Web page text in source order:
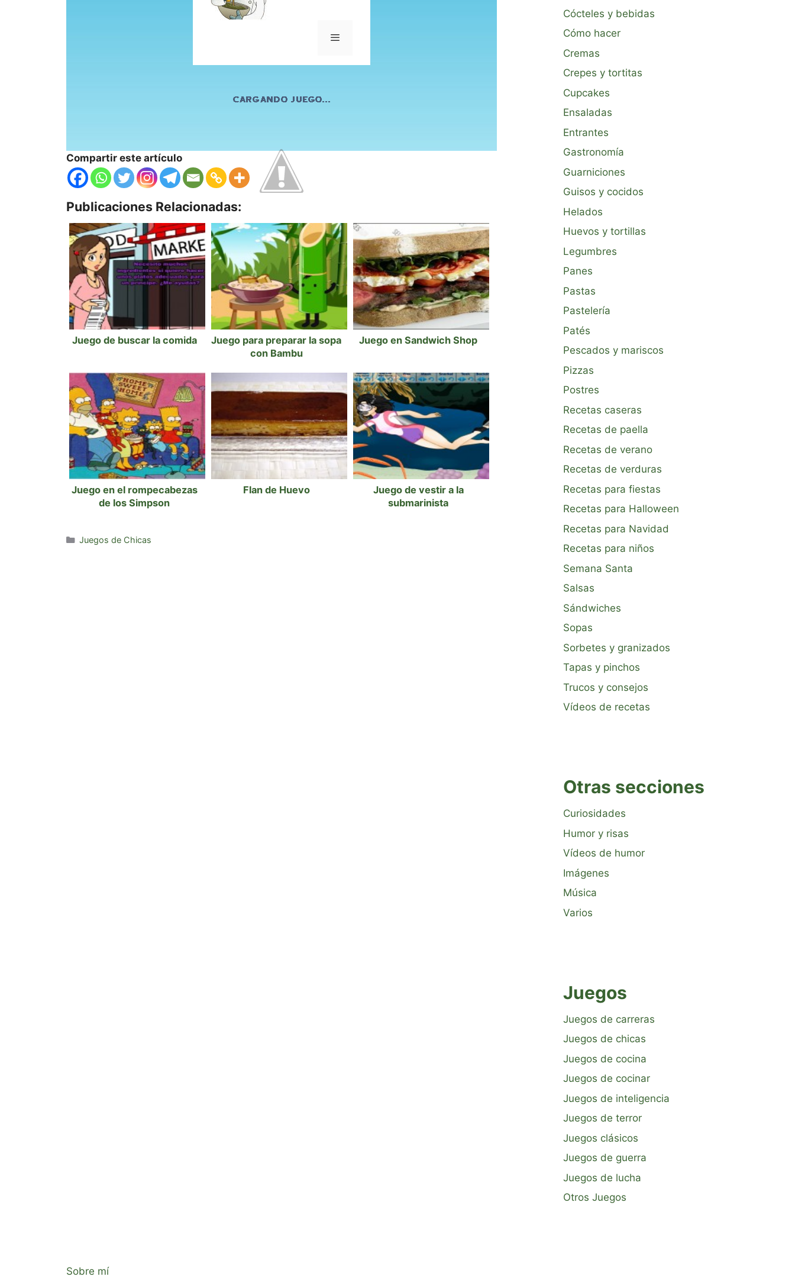
Compartir este artículo
Publicaciones Relacionadas:
Juego de buscar la comida
Juego para preparar la sopa
con Bambu
Juego en Sandwich Shop
Juego en el rompecabezas
de los Simpson
Flan de Huevo
Juego de vestir a la
submarinista
Categorías
Juegos de Chicas
Cócteles y bebidas
Cómo hacer
Cremas
Crepes y tortitas
Cupcakes
Ensaladas
Entrantes
Gastronomía
Guarniciones
Guisos y cocidos
Helados
Huevos y tortillas
Legumbres
Panes
Pastas
Pastelería
Patés
Pescados y mariscos
Pizzas
Postres
Recetas caseras
Recetas de paella
Recetas de verano
Recetas de verduras
Recetas para fiestas
Recetas para Halloween
Recetas para Navidad
Recetas para niños
Semana Santa
Salsas
Sándwiches
Sopas
Sorbetes y granizados
Tapas y pinchos
Trucos y consejos
Vídeos de recetas
Otras secciones
Curiosidades
Humor y risas
Vídeos de humor
Imágenes
Música
Varios
Juegos
Juegos de carreras
Juegos de chicas
Juegos de cocina
Juegos de cocinar
Juegos de inteligencia
Juegos de terror
Juegos clásicos
Juegos de guerra
Juegos de lucha
Otros Juegos
Sobre mí